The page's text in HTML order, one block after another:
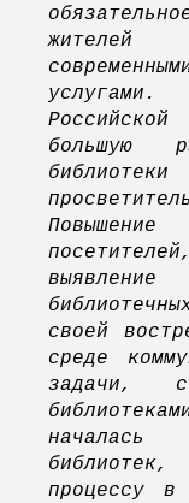
жителей
услугами.
большую
Повышение
своей
среде
задачи,
началась
процессу в